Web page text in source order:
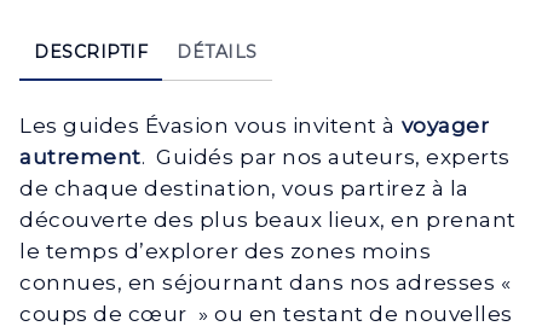
DESCRIPTIF DÉTAILS
Les guides Évasion vous invitent à voyager
autrement. Guidés par nos auteurs, experts
de chaque destination, vous partirez à la
découverte des plus beaux lieux, en prenant
le temps d’explorer des zones moins
connues, en séjournant dans nos adresses «
coups de cœur » ou en testant de nouvelles